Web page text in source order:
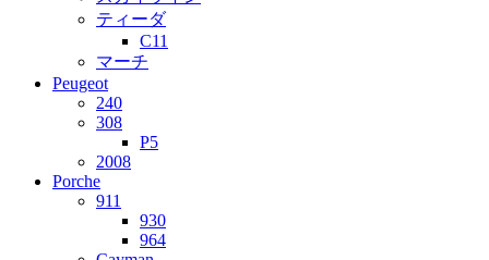
ティーダ
C11
マーチ
Peugeot
240
308
P5
2008
Porche
911
930
964